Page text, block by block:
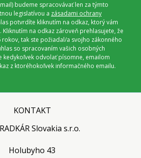
budeme spracovávať len za týmto
legislatívou a zásadami ochrany
potvrdíte kliknutím na odkaz, ktorý vám
Kliknutím na odkaz zároveň prehlasujete, že
rokov, tak ste požiadal/a svojho zákonného
so spracovaním vašich osobných
kedykoľvek odvolať písomne, emailom
z ktoréhokoľvek informačného emailu.
KONTAKT
Slovakia s.r.o.
Holubyho 43